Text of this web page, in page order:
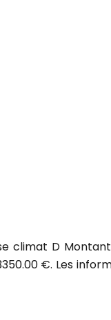
climat D
€. Les